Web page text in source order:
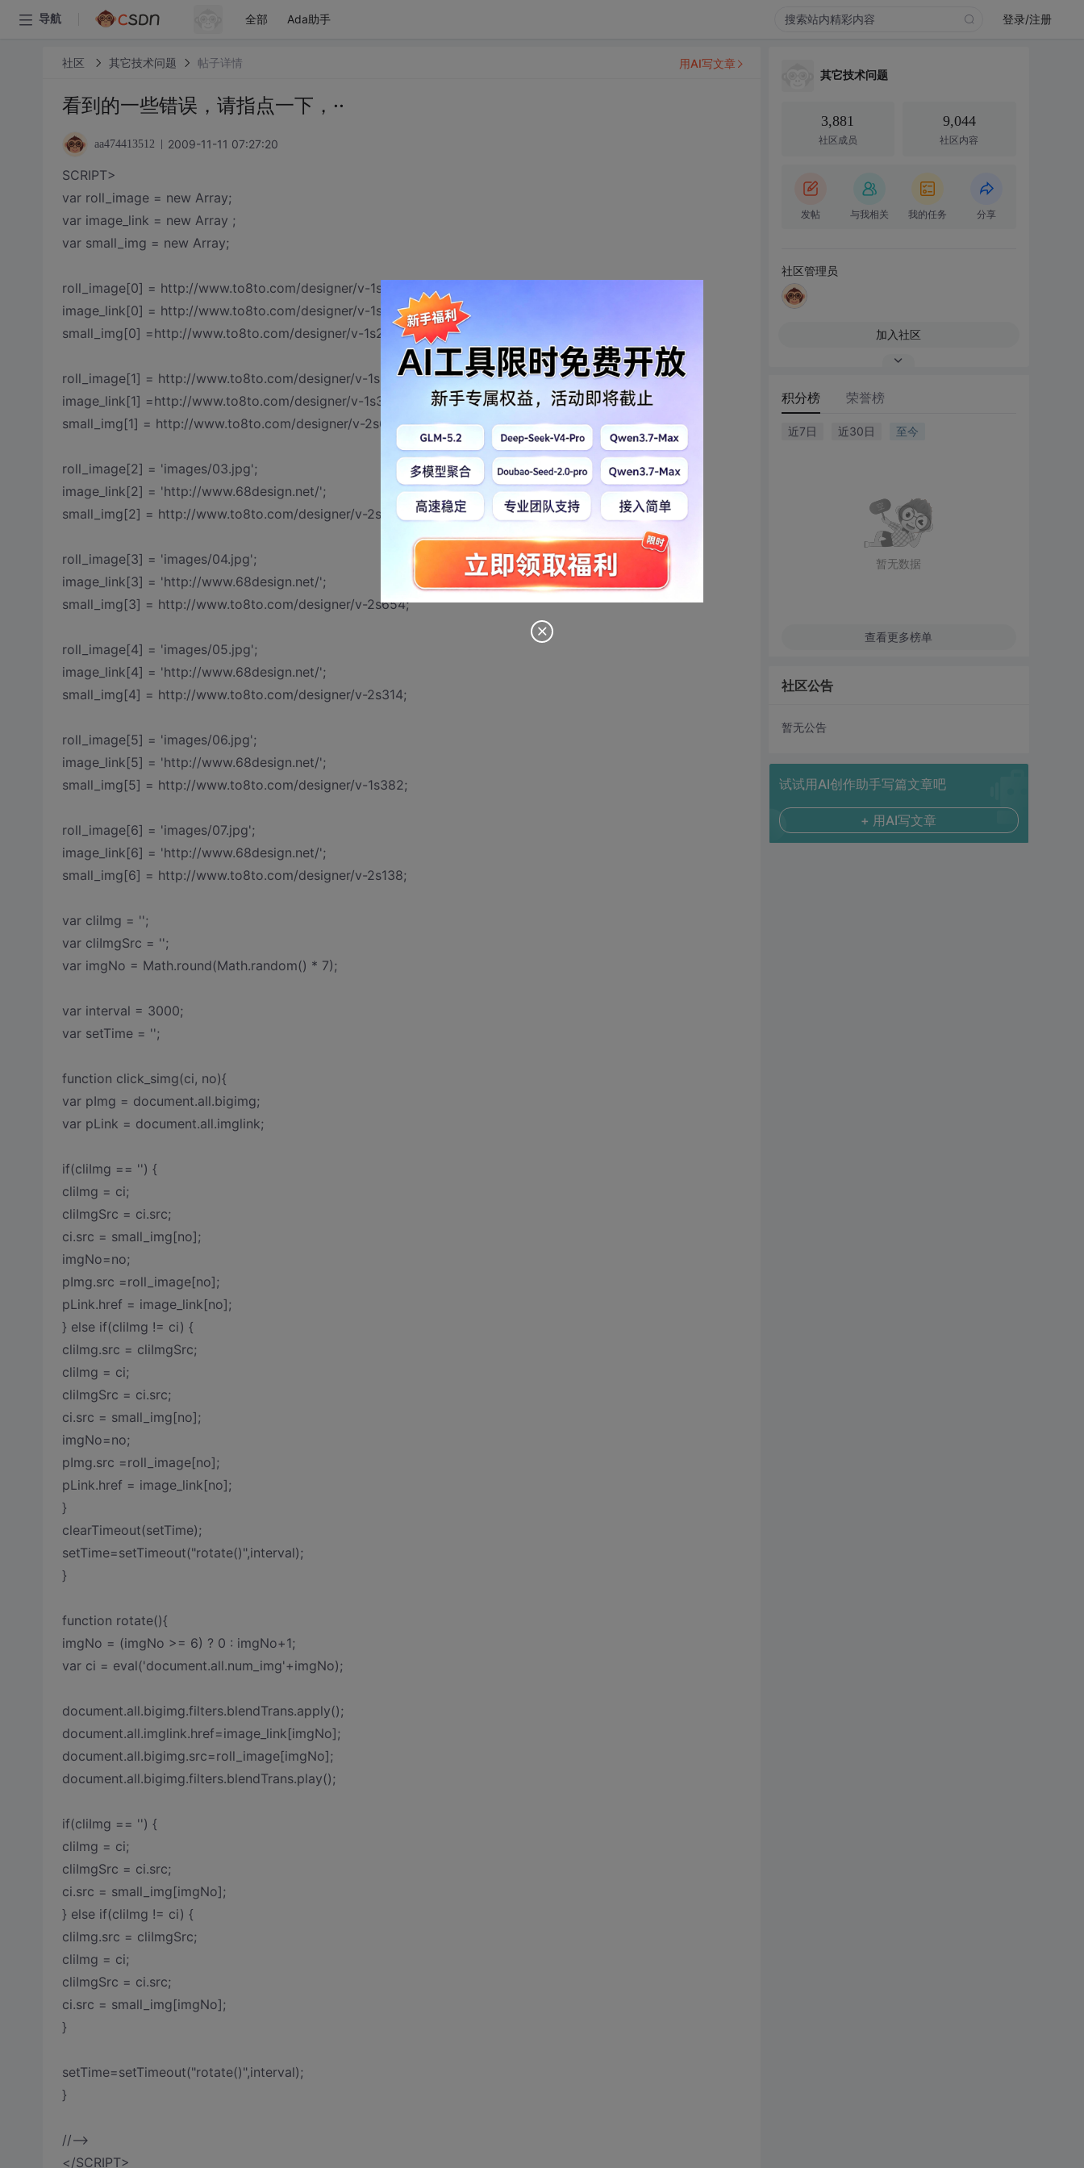
导航 全部 Ada助手 登录/注册
社区 其它技术问题 帖子详情
看到的一些错误，请指点一下，··
aa474413512 2009-11-11 07:27:20
SCRIPT>
var roll_image = new Array;
var image_link = new Array ;
var small_img = new Array;
roll_image[0] = http://www.to8to.com/designer/v-1s108;
image_link[0] = http://www.to8to.com/designer/v-1s190;
small_img[0] =http://www.to8to.com/designer/v-1s272;
roll_image[1] = http://www.to8to.com/designer/v-1s282;
image_link[1] =http://www.to8to.com/designer/v-1s368;
small_img[1] = http://www.to8to.com/designer/v-2s653;
roll_image[2] = 'images/03.jpg';
image_link[2] = 'http://www.68design.net/';
small_img[2] = http://www.to8to.com/designer/v-2s662;
roll_image[3] = 'images/04.jpg';
image_link[3] = 'http://www.68design.net/';
small_img[3] = http://www.to8to.com/designer/v-2s654;
roll_image[4] = 'images/05.jpg';
image_link[4] = 'http://www.68design.net/';
small_img[4] = http://www.to8to.com/designer/v-2s314;
roll_image[5] = 'images/06.jpg';
image_link[5] = 'http://www.68design.net/';
small_img[5] = http://www.to8to.com/designer/v-1s382;
roll_image[6] = 'images/07.jpg';
image_link[6] = 'http://www.68design.net/';
small_img[6] = http://www.to8to.com/designer/v-2s138;
var cliImg = '';
var cliImgSrc = '';
var imgNo = Math.round(Math.random() * 7);
var interval = 3000;
var setTime = '';
function click_simg(ci, no){
var pImg = document.all.bigimg;
var pLink = document.all.imglink;
if(cliImg == '') {
cliImg = ci;
cliImgSrc = ci.src;
ci.src = small_img[no];
imgNo=no;
pImg.src =roll_image[no];
pLink.href = image_link[no];
} else if(cliImg != ci) {
cliImg.src = cliImgSrc;
cliImg = ci;
cliImgSrc = ci.src;
ci.src = small_img[no];
imgNo=no;
pImg.src =roll_image[no];
pLink.href = image_link[no];
}
clearTimeout(setTime);
setTime=setTimeout("rotate()",interval);
}
function rotate(){
imgNo = (imgNo >= 6) ? 0 : imgNo+1;
var ci = eval('document.all.num_img'+imgNo);
document.all.bigimg.filters.blendTrans.apply();
document.all.imglink.href=image_link[imgNo];
document.all.bigimg.src=roll_image[imgNo];
document.all.bigimg.filters.blendTrans.play();
if(cliImg == '') {
cliImg = ci;
cliImgSrc = ci.src;
ci.src = small_img[imgNo];
} else if(cliImg != ci) {
cliImg.src = cliImgSrc;
cliImg = ci;
cliImgSrc = ci.src;
ci.src = small_img[imgNo];
}
setTime=setTimeout("rotate()",interval);
}
//-->
</SCRIPT>
用AI写文章
其它技术问题
3,881
社区成员
9,044
社区内容
发帖 与我相关 我的任务 分享
社区管理员
加入社区
积分榜 荣誉榜
近7日 近30日 至今
暂无数据
查看更多榜单
社区公告
暂无公告
试试用AI创作助手写篇文章吧
+ 用AI写文章